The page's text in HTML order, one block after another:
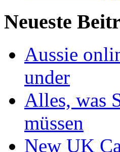
Neueste
Aussie
under
Alles, was
müssen
New UK